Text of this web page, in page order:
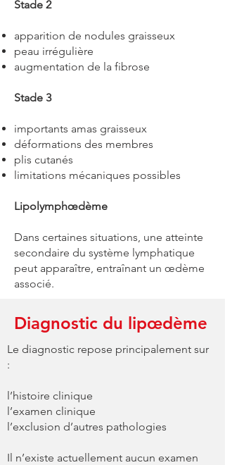
Stade 2
apparition de nodules graisseux
peau irrégulière
augmentation de la fibrose
Stade 3
importants amas graisseux
déformations des membres
plis cutanés
limitations mécaniques possibles
Lipolymphœdème
Dans certaines situations, une atteinte
secondaire du système lymphatique
peut apparaître, entraînant un œdème
associé.
Diagnostic du lipœdème
Le diagnostic repose principalement sur
:
l’histoire clinique
l’examen clinique
l’exclusion d’autres pathologies
Il n’existe actuellement aucun examen